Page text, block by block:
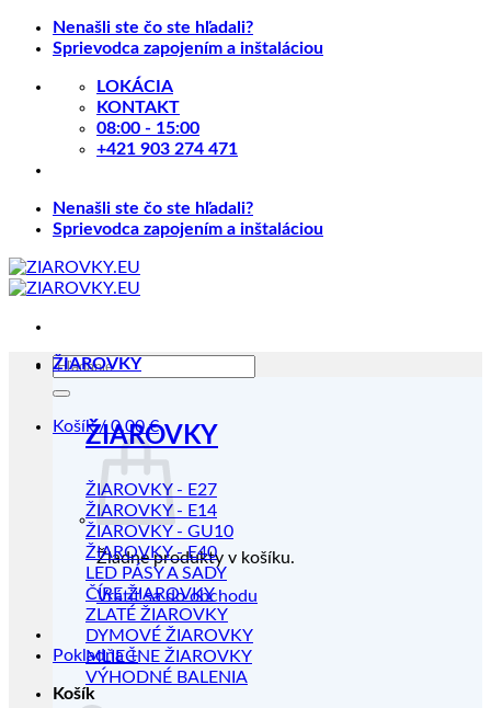
Skip
Nenašli ste čo ste hľadali?
Sprievodca zapojením a inštaláciou
LOKÁCIA
KONTAKT
08:00 - 15:00
+421 903 274 471
Nenašli ste čo ste hľadali?
Sprievodca zapojením a inštaláciou
Hľadať:
Košík /0.00€
Žiadne produkty v košíku.
Vrátiť sa do obchodu
Pokladňa +
Košík
ŽIAROVKY
ŽIAROVKY
ŽIAROVKY - E27
ŽIAROVKY - E14
ŽIAROVKY - GU10
ŽIAROVKY - E40
LED PÁSY A SADY
ČÍRE ŽIAROVKY
ZLATÉ ŽIAROVKY
DYMOVÉ ŽIAROVKY
MLIEČNE ŽIAROVKY
VÝHODNÉ BALENIA